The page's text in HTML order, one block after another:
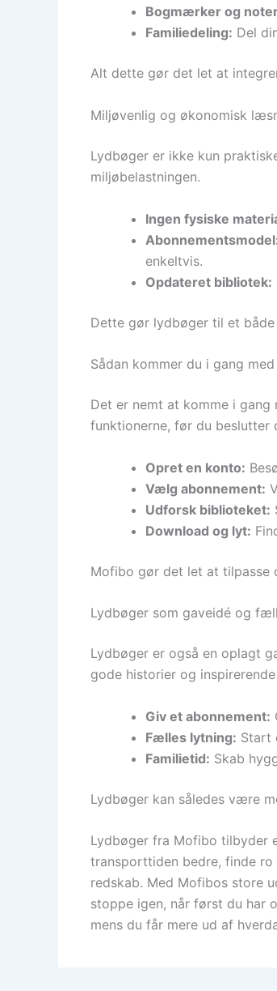
Bogmærker og
Familiedeling: Del
Alt dette gør det let at
Miljøvenlig og økonomisk
Lydbøger er ikke kun
miljøbelastningen.
Ingen fysiske
enkeltvis.
Opdateret bibliotek:
Dette gør lydbøger til et
Sådan kommer du i gang
Det er nemt at komme i
funktionerne, før du beslutter
Opret en konto:
Vælg abonnement:
Udforsk biblioteket:
Download og lyt:
Mofibo gør det let at tilpasse
Lydbøger som gaveidé og
Lydbøger er også en oplagt
gode historier og
Giv et abonnement:
Fælles lytning: Start
Familietid: Skab
Lydbøger kan således være
Lydbøger fra Mofibo tilbyder
transporttiden bedre, finde
redskab. Med Mofibos store
stoppe igen, når først du har
mens du får mere ud af